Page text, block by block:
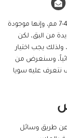
أفضل مبيدات البق … بق الفراش هو حشرة بحجم 4-7 مم، وإنها موجودة
من البق، لكن
يجب اختيار
وسنعرض من
نتعرف عليه سويا
طريق وسائل